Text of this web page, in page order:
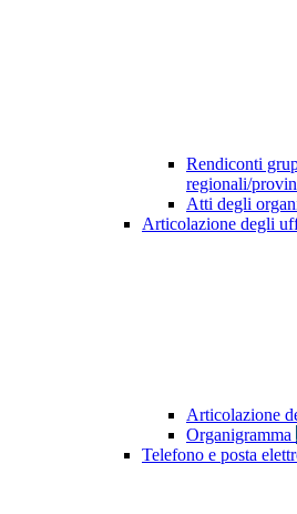
Rendiconti
regionali/
Atti degli
Articolazione degli
Articolazione
Organigramma
Telefono e posta